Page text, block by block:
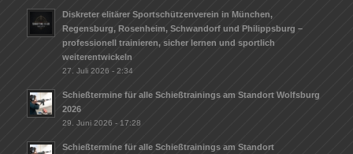
Diskreter elitärer Sportschützenverein in München,
Regensburg, Rosenheim, Schwandorf und Philippsburg –
professionell trainieren, sicher lernen und sportlich
weiterentwickeln
27. Juli 2026 - 2:34
Schießtermine für alle Schießtrainings am Standort Wolfsburg
2026
29. Juni 2026 - 17:28
Schießtermine für alle Schießtrainings am Standort